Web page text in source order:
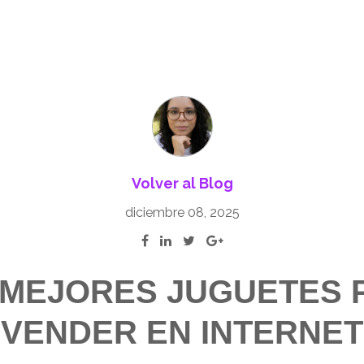
Volver al Blog
diciembre 08, 2025
JUGUETES
VENDER EN INTERNET